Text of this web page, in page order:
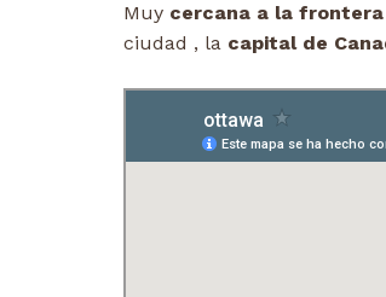
Muy cercana a la
ciudad , la capital de